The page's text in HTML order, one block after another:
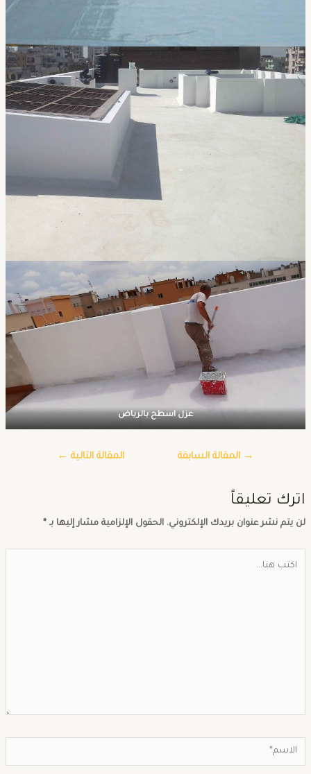
عزل اسطح بالرياض
→المقالة السابقة المقالة التالية←
تعليقاً
يتم نشر عنوان بريدك الإلكتروني. الحقول الإلزامية مشار إليها بـ *